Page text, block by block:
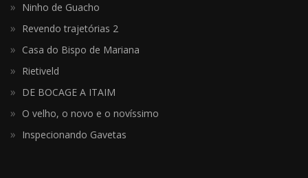
Ninho de Guacho
Revendo trajetórias 2
Casa do Bispo de Mariana
Rietiveld
DE BOCAGE A ITAIM
O velho, o novo e o novíssimo
Inspecionando Gavetas